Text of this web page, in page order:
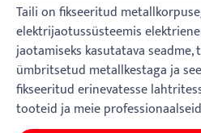
Taili on fikseeritud
elektrijaotussüsteemis
jaotamiseks kasutatava
ümbritsetud metallkestaga ja
fikseeritud erinevatesse
tooteid ja meie